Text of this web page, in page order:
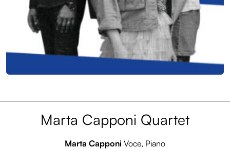
Marta Capponi Quartet
Marta Capponi Voce, Piano